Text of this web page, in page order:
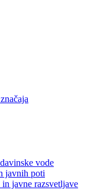
vode
javnih poti
javne razsvetljave